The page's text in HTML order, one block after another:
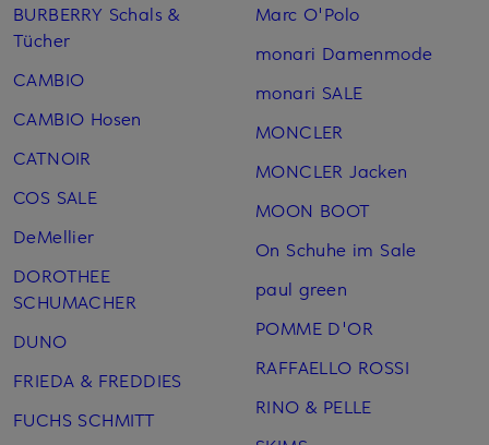
BURBERRY Schals &
Tücher
CAMBIO
CAMBIO Hosen
CATNOIR
COS SALE
DeMellier
DOROTHEE
SCHUMACHER
DUNO
FRIEDA & FREDDIES
FUCHS SCHMITT
Marc O'Polo
monari Damenmode
monari SALE
MONCLER
MONCLER Jacken
MOON BOOT
On Schuhe im Sale
paul green
POMME D'OR
RAFFAELLO ROSSI
RINO & PELLE